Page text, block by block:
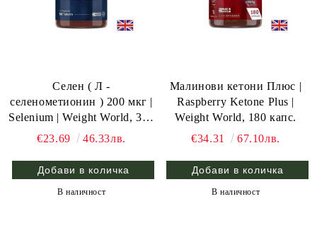
Селен ( Л -
селенометионин ) 200 мкг |
Selenium | Weight World, 365
табл.
€23.69 46.33лв.
В наличност
Малинови кетони Плюс |
Raspberry Ketone Plus |
Weight World, 180 капс.
€34.31
67.10лв.
В наличност